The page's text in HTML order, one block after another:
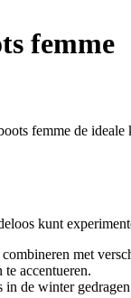
femme
femme de
kunt
met
accentueren.
de winter